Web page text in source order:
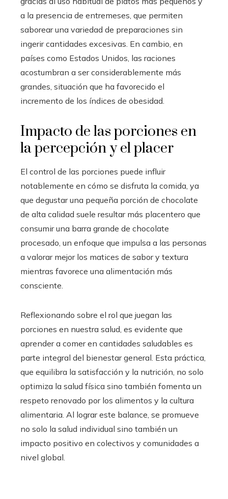
a la presencia de entremeses, que permiten
saborear una variedad de preparaciones sin
ingerir cantidades excesivas. En cambio, en
países como Estados Unidos, las raciones
acostumbran a ser considerablemente más
grandes, situación que ha favorecido el
incremento de los índices de obesidad.
Impacto de las porciones en
la percepción y el placer
El control de las porciones puede influir
notablemente en cómo se disfruta la comida, ya
que degustar una pequeña porción de chocolate
de alta calidad suele resultar más placentero que
consumir una barra grande de chocolate
procesado, un enfoque que impulsa a las personas
a valorar mejor los matices de sabor y textura
mientras favorece una alimentación más
consciente.
Reflexionando sobre el rol que juegan las
porciones en nuestra salud, es evidente que
aprender a comer en cantidades saludables es
parte integral del bienestar general. Esta práctica,
que equilibra la satisfacción y la nutrición, no solo
optimiza la salud física sino también fomenta un
respeto renovado por los alimentos y la cultura
alimentaria. Al lograr este balance, se promueve
no solo la salud individual sino también un
impacto positivo en colectivos y comunidades a
nivel global.